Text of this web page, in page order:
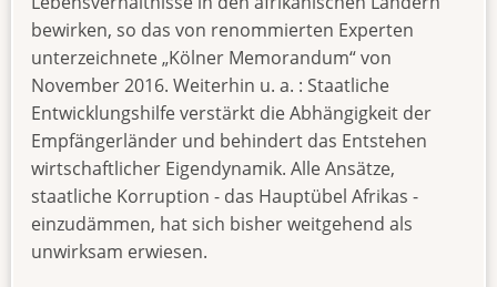
bewirken, so das von renommierten Experten
unterzeichnete „Kölner Memorandum“ von
November 2016. Weiterhin u. a. : Staatliche
Entwicklungshilfe verstärkt die Abhängigkeit der
Empfängerländer und behindert das Entstehen
wirtschaftlicher Eigendynamik. Alle Ansätze,
staatliche Korruption - das Hauptübel Afrikas -
einzudämmen, hat sich bisher weitgehend als
unwirksam erwiesen.